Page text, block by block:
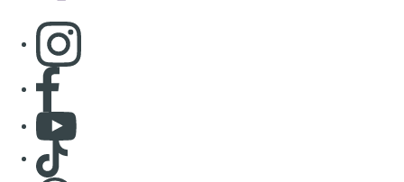
Consulter page Instagram
Consulter page Facebook
Consulter Youtube
Consulter TikTok